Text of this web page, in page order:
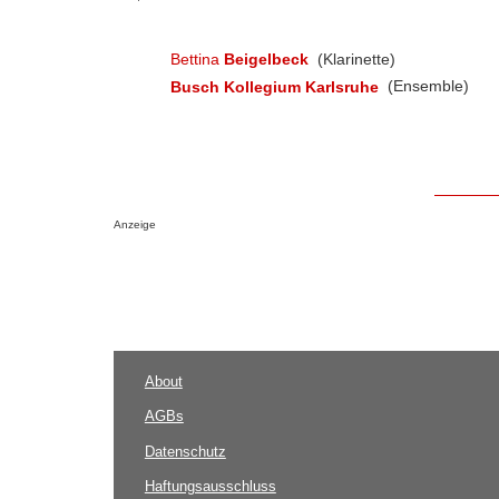
Bettina Beigelbeck (Klarinette)
Busch Kollegium Karlsruhe (Ensemble)
Anzeige
About
AGBs
Datenschutz
Haftungsausschluss